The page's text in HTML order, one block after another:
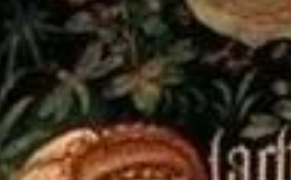
28 de jun. de 2021 2 min de leitura
"O trauma volta como uma
reação, não como uma
memória", Bessel van der